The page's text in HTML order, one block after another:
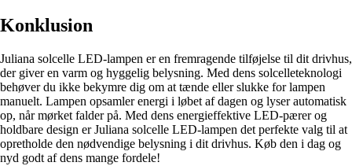
Konklusion
Juliana solcelle LED-lampen er en fremragende tilføjelse til dit drivhus,
der giver en varm og hyggelig belysning. Med dens solcelleteknologi
behøver du ikke bekymre dig om at tænde eller slukke for lampen
manuelt. Lampen opsamler energi i løbet af dagen og lyser automatisk
op, når mørket falder på. Med dens energieffektive LED-pærer og
holdbare design er Juliana solcelle LED-lampen det perfekte valg til at
opretholde den nødvendige belysning i dit drivhus. Køb den i dag og
nyd godt af dens mange fordele!